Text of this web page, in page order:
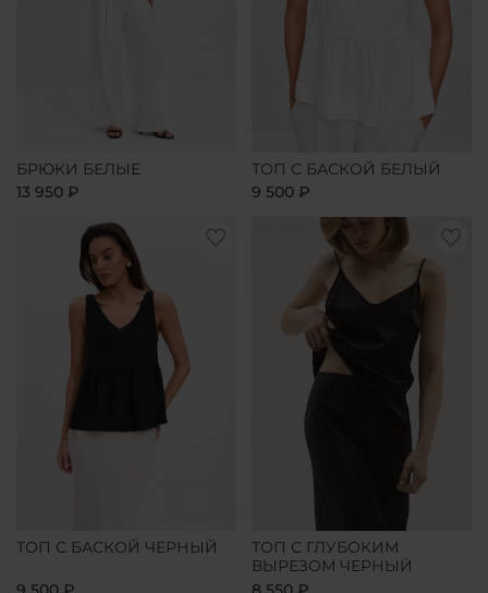
БРЮКИ БЕЛЫЕ
13 950 ₽
ТОП С БАСКОЙ БЕЛЫЙ
9 500 ₽
ТОП С БАСКОЙ ЧЕРНЫЙ
ТОП С ГЛУБОКИМ
ВЫРЕЗОМ ЧЕРНЫЙ